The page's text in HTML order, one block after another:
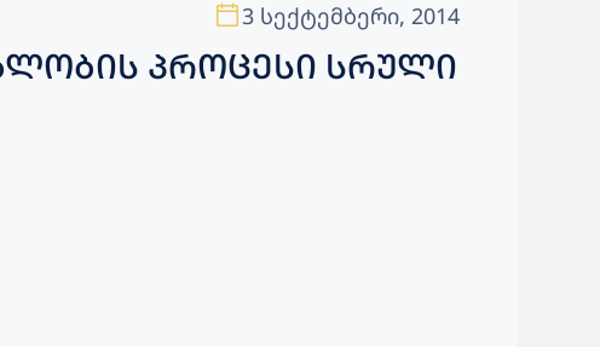
3 სექტემბერი, 2014
ᲞᲠᲝᲪᲔᲡᲘ ᲡᲠᲣᲚᲘ